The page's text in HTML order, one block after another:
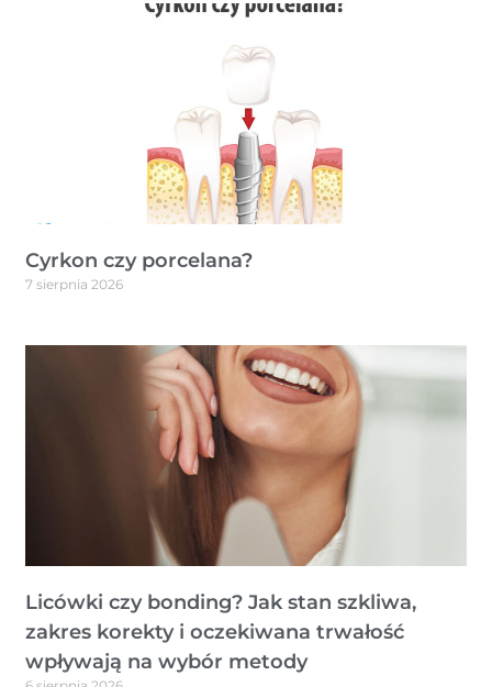
Cyrkon czy porcelana?
7 sierpnia 2026
Licówki czy bonding? Jak stan szkliwa,
zakres korekty i oczekiwana trwałość
wpływają na wybór metody